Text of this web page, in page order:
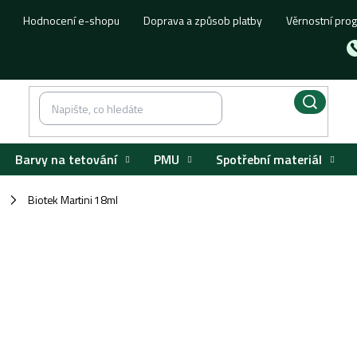
Hodnocení e-shopu Doprava a způsob platby Věrnostní
Barvy na tetování PMU Spotřební materiál
/ Biotek Martini 18ml